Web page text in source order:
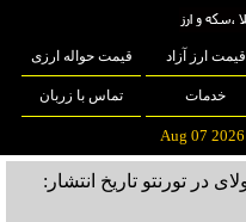
قیمت ارز آزاد قیمت حواله ارزی
خدمات تماس با زربان
تاریخ انتشار: